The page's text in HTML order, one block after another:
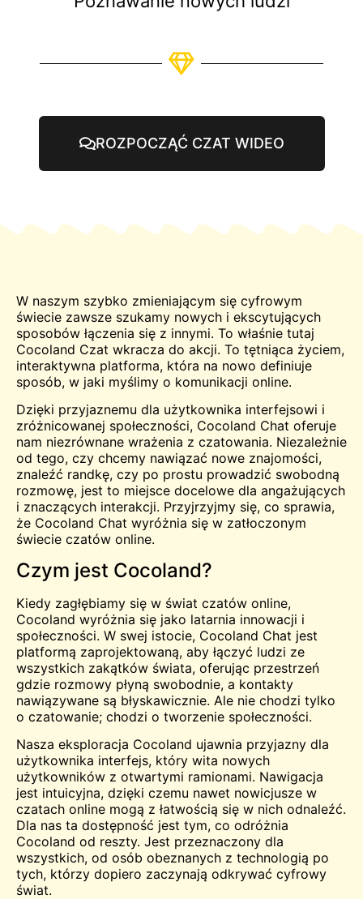
ROZPOCZĄĆ CZAT WIDEO
W naszym szybko zmieniającym się cyfrowym
świecie zawsze szukamy nowych i ekscytujących
sposobów łączenia się z innymi. To właśnie tutaj
Cocoland Czat wkracza do akcji. To tętniąca życiem,
interaktywna platforma, która na nowo definiuje
sposób, w jaki myślimy o komunikacji online.
Dzięki przyjaznemu dla użytkownika interfejsowi i
zróżnicowanej społeczności, Cocoland Chat oferuje
nam niezrównane wrażenia z czatowania. Niezależnie
od tego, czy chcemy nawiązać nowe znajomości,
znaleźć randkę, czy po prostu prowadzić swobodną
rozmowę, jest to miejsce docelowe dla angażujących
i znaczących interakcji. Przyjrzyjmy się, co sprawia,
że Cocoland Chat wyróżnia się w zatłoczonym
świecie czatów online.
Czym jest Cocoland?
Kiedy zagłębiamy się w świat czatów online,
Cocoland wyróżnia się jako latarnia innowacji i
społeczności. W swej istocie, Cocoland Chat jest
platformą zaprojektowaną, aby łączyć ludzi ze
wszystkich zakątków świata, oferując przestrzeń
gdzie rozmowy płyną swobodnie, a kontakty
nawiązywane są błyskawicznie. Ale nie chodzi tylko
o czatowanie; chodzi o tworzenie społeczności.
Nasza eksploracja Cocoland ujawnia przyjazny dla
użytkownika interfejs, który wita nowych
użytkowników z otwartymi ramionami. Nawigacja
jest intuicyjna, dzięki czemu nawet nowicjusze w
czatach online mogą z łatwością się w nich odnaleźć.
Dla nas ta dostępność jest tym, co odróżnia
Cocoland od reszty. Jest przeznaczony dla
wszystkich, od osób obeznanych z technologią po
tych, którzy dopiero zaczynają odkrywać cyfrowy
świat.